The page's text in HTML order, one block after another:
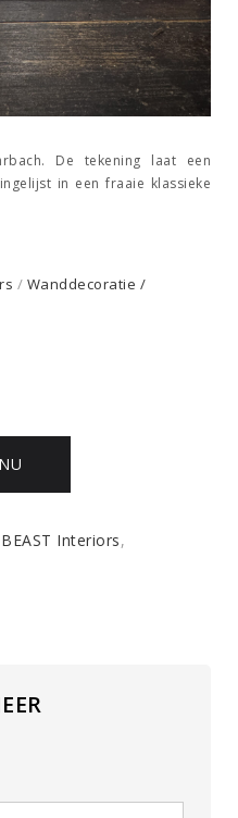
De tekening laat een
in een fraaie klassieke
/ Wanddecoratie /
BEAST Interiors,